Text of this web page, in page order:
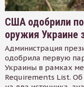
США одобрили
оружия Украине
Администрация
одобрила первую
Украины в рамках
Requirements List.